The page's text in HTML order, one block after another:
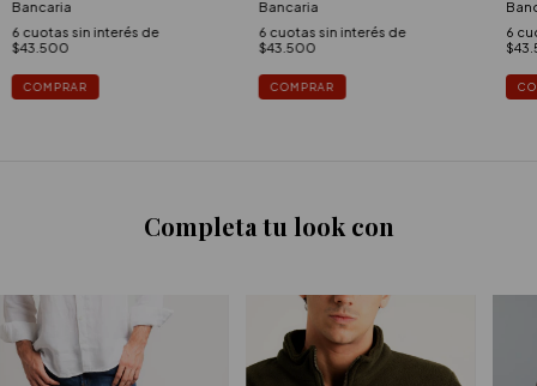
Bancaria
6 cuotas sin interés de
$43.500
COMPRAR
Bancaria
6 cuotas sin interés de
$43.500
COMPRAR
6
Completa tu look con